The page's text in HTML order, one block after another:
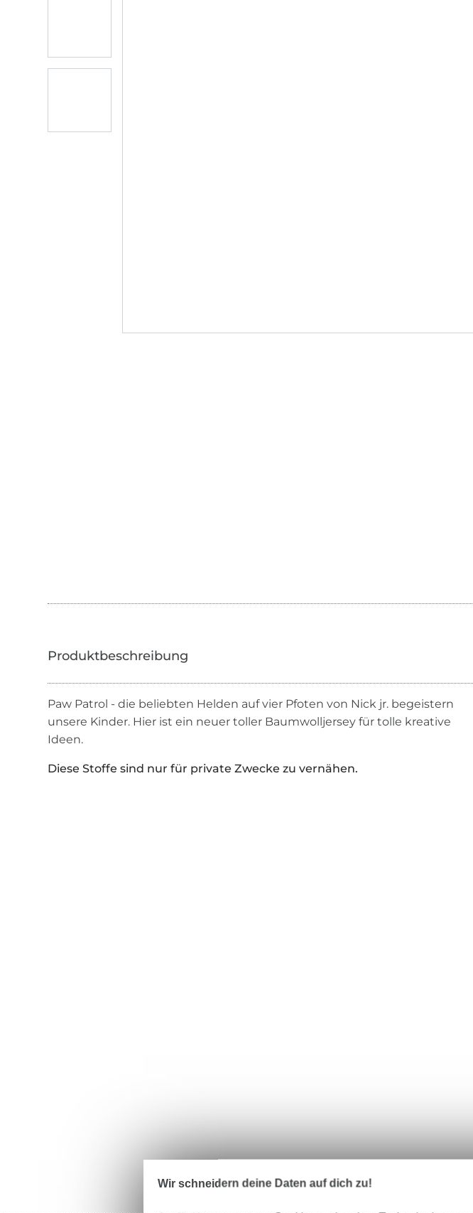
Paw Patrol - die beliebten Helden auf vier Pfoten von Nick jr. begeistern
unsere Kinder. Hier ist ein neuer toller Baumwolljersey für tolle kreative
Ideen.
Diese Stoffe sind nur für private Zwecke zu vernähen.
Wir schneidern deine Daten auf dich zu!